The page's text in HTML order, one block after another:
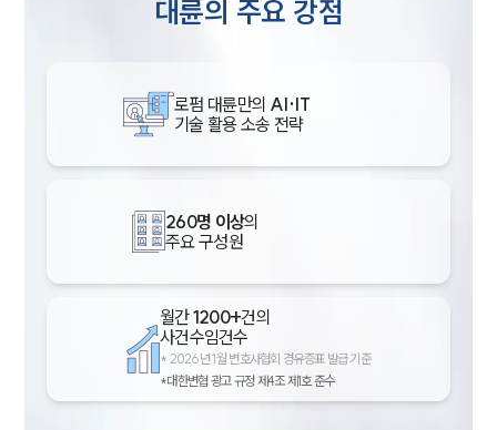
대륜의 주요 강점
로펌 대륜만의 AI·IT
기술 활용 소송 전략
260명 이상의
주요 구성원
월간1200+건의
사건수임건수
* 2026년 1월 변호사협회 경유증표 발급 기준
*대한변협 광고 규정 제4조 제1호 준수